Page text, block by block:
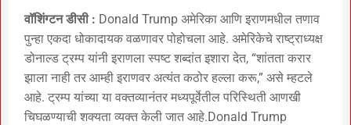
वॉशिंग्टन डीसी : Donald Trump अमेरिका आणि इराणमधील तणाव
पुन्हा एकदा धोकादायक वळणावर पोहोचला आहे. अमेरिकेचे राष्ट्राध्यक्ष
डोनाल्ड ट्रम्प यांनी इराणला स्पष्ट शब्दांत इशारा देत, “शांतता करार
झाला नाही तर आम्ही इराणवर अत्यंत कठोर हल्ला करू,” असे म्हटले
आहे. ट्रम्प यांच्या या वक्तव्यानंतर मध्यपूर्वेतील परिस्थिती आणखी
चिघळण्याची शक्यता व्यक्त केली जात आहे.Donald Trump